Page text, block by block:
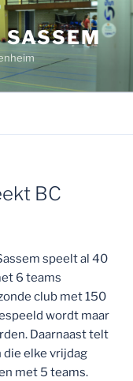
SASSEM
BC
speelt al 40
6 teams
club met 150
wordt maar
Daarnaast telt
die elke vrijdag
met 5 teams.